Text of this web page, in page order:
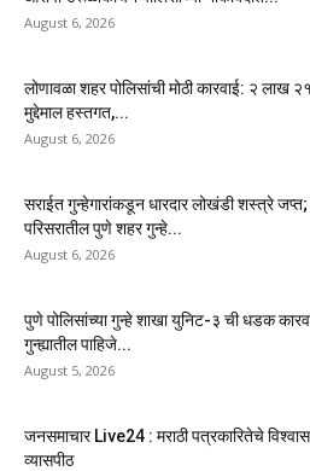
August 6, 2026
लोणावळा शहर पोलिसांची मोठी कारवाई: २ लाख
मुद्देमाल हस्तगत,...
August 6, 2026
सराईत गुन्हेगारांकडून धारदार लोखंडी शस्त्रे जप्त;
परिसरातील पुणे शहर गुन्हे...
August 6, 2026
पुणे पोलिसांच्या गुन्हे शाखा युनिट-३ ची धडक
गुन्ह्यातील पाहिजे...
August 5, 2026
जनसमाचार Live24 : मराठी पत्रकारितेचे
व्यासपीठ